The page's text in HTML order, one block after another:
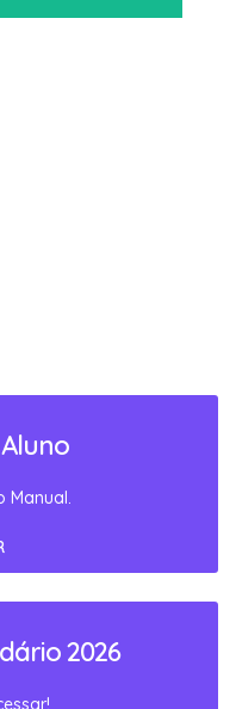
Manual.
2026